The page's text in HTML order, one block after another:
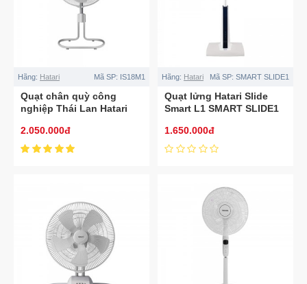
Hãng: Hatari Mã SP: IS18M1
Quạt chân quỳ công
nghiệp Thái Lan Hatari
2.050.000đ
Hãng: Hatari Mã SP: SMART SLIDE1
Quạt lửng Hatari Slide
Smart L1 SMART SLIDE1
1.650.000đ